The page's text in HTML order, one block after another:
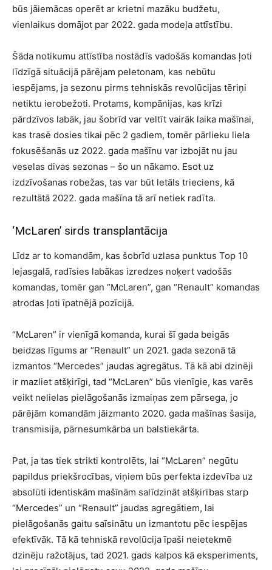
būs jāiemācas operēt ar krietni mazāku budžetu,
vienlaikus domājot par 2022. gada modeļa attīstību.
Šāda notikumu attīstība nostādīs vadošās komandas ļoti
līdzīgā situācijā pārējam peletonam, kas nebūtu
iespējams, ja sezonu pirms tehniskās revolūcijas tēriņi
netiktu ierobežoti. Protams, kompānijas, kas krīzi
pārdzīvos labāk, jau šobrīd var veltīt vairāk laika mašīnai,
kas trasē dosies tikai pēc 2 gadiem, tomēr pārlieku liela
fokusēšanās uz 2022. gada mašīnu var izbojāt nu jau
veselas divas sezonas – šo un nākamo. Esot uz
izdzīvošanas robežas, tas var būt letāls trieciens, kā
rezultātā 2022. gada mašīna tā arī netiek radīta.
‘McLaren’ sirds transplantācija
Līdz ar to komandām, kas šobrīd uzlasa punktus Top 10
lejasgalā, radīsies labākas izredzes noķert vadošās
komandas, tomēr gan “McLaren”, gan “Renault” komandas
atrodas ļoti īpatnējā pozīcijā.
“McLaren” ir vienīgā komanda, kurai šī gada beigās
beidzas līgums ar “Renault” un 2021. gada sezonā tā
izmantos “Mercedes” jaudas agregātus. Tā kā abi dzinēji
ir mazliet atšķirīgi, tad “McLaren” būs vienīgie, kas varēs
veikt nelielas pielāgošanās izmaiņas zem pārsega, jo
pārējām komandām jāizmanto 2020. gada mašīnas šasija,
transmisija, pārnesumkārba un balstiekārta.
Pat, ja tas tiek strikti kontrolēts, lai “McLaren” negūtu
papildus priekšrocības, viņiem būs perfekta izdevība uz
absolūti identiskām mašīnām salīdzināt atšķirības starp
“Mercedes” un “Renault” jaudas agregātiem, lai
pielāgošanās gaitu saīsinātu un izmantotu pēc iespējas
efektīvāk. Tā kā tehniskā revolūcija īpaši neietekmē
dzinēju ražotājus, tad 2021. gads kalpos kā eksperiments,